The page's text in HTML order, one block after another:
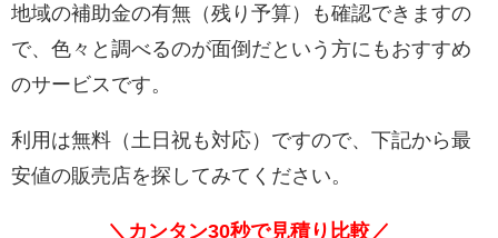
地域の補助金の有無（残り予算）も確認できますの
で、色々と調べるのが面倒だという方にもおすすめ
のサービスです。
利用は無料（土日祝も対応）ですので、下記から最
安値の販売店を探してみてください。
＼カンタン30秒で見積り比較／